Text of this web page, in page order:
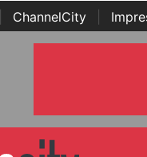
ChannelCity